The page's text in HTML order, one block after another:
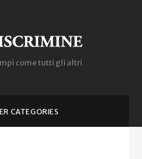
come tutti gli altri
CATEGORIES